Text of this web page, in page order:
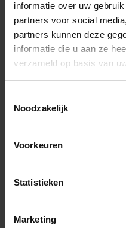
informatie over uw
partners voor social
partners kunnen deze
informatie die u aan ze
verzameld op basis van
Noodzakelijk
Voorkeuren
Statistieken
Marketing